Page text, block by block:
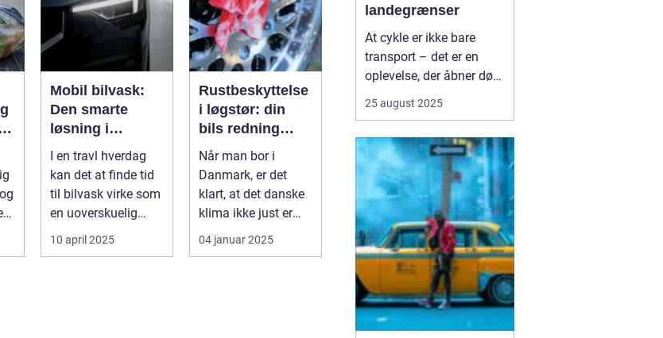
i
Mobil bilvask:
Den smarte
løsning i
Storkøbenhavn
I en travl hverdag
kan det at finde tid
til bilvask virke som
en uoverskuelig
opgave. Især i S...
10 april 2025
Rustbeskyttelse
i løgstør: din
bils redning
mod det danske
klima
Når man bor i
Danmark, er det
klart, at det danske
klima ikke just er
den bedste ven for
bilen...
04 januar 2025
landegrænser
At cykle er ikke bare
transport – det er en
oplevelse, der åbner døre
landskaber og møder
flere vælger at tage
cyklen med på ferien, og
det giver en helt særlig
fri...
25 august 2025